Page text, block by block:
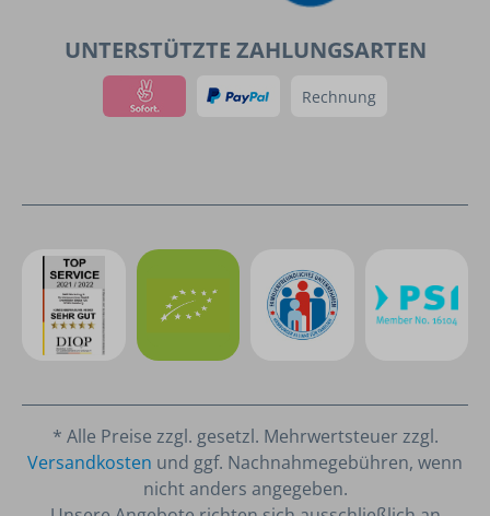
UNTERSTÜTZTE ZAHLUNGSARTEN
Rechnung
* Alle Preise zzgl. gesetzl. Mehrwertsteuer zzgl.
Versandkosten und ggf. Nachnahmegebühren, wenn
nicht anders angegeben.